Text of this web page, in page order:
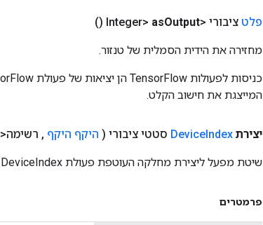
פלט ציבורי <Integer> asOutput
()
מחזירה את הידית הסמלית של טנזור.
המייצגת את חישוב הקלט.
יצירת DeviceIndex סטטי ציבורי ( היקף היקף , רשימה<String> device
שיטת מפעל ליצירת מחלקה העוטפת פעולת DeviceIndex חדשה.
פרמטרים